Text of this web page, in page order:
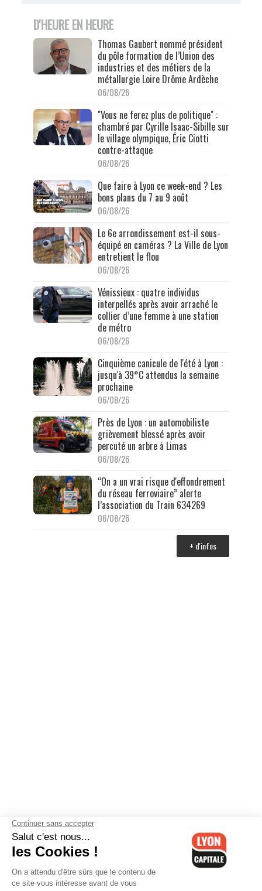
D'HEURE EN HEURE
Thomas Gaubert nommé président
du pôle formation de l’Union des
industries et des métiers de la
métallurgie Loire Drôme Ardèche
06/08/26
"Vous ne ferez plus de politique" :
chambré par Cyrille Isaac-Sibille sur
le village olympique, Éric Ciotti
contre-attaque
06/08/26
Que faire à Lyon ce week-end ? Les
bons plans du 7 au 9 août
06/08/26
Le 6e arrondissement est-il sous-
équipé en caméras ? La Ville de Lyon
entretient le flou
06/08/26
Vénissieux : quatre individus
interpellés après avoir arraché le
collier d’une femme à une station
de métro
06/08/26
Cinquième canicule de l'été à Lyon :
jusqu'à 39°C attendus la semaine
prochaine
06/08/26
Près de Lyon : un automobiliste
grièvement blessé après avoir
percuté un arbre à Limas
06/08/26
“On a un vrai risque d'effondrement
du réseau ferroviaire” alerte
l’association du Train 634269
06/08/26
+ d'infos